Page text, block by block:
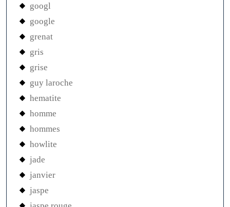
googl
google
grenat
gris
grise
guy laroche
hematite
homme
hommes
howlite
jade
janvier
jaspe